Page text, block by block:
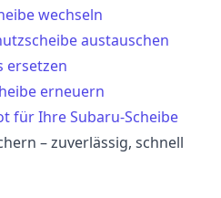
wechseln
austauschen
ersetzen
erneuern
für Ihre Subaru-Scheibe
– zuverlässig, schnell